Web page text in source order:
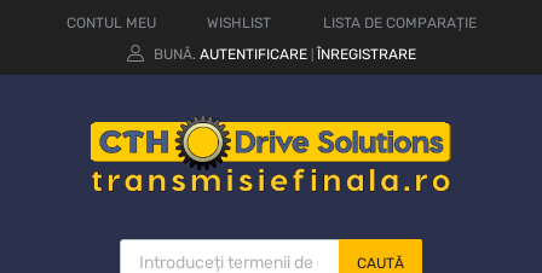
CONTUL MEU WISHLIST
LISTA DE COMPARAȚIE
BUNĂ. AUTENTIFICARE ÎNREGISTRARE
CAUTĂ